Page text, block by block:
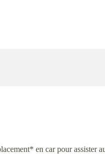
en car pour assister